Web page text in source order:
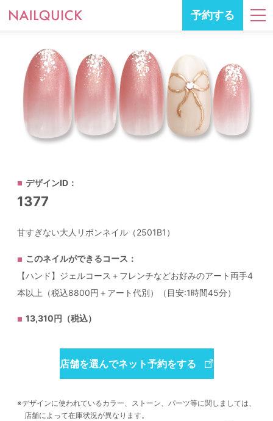
予約する
デザインID：
1377
甘すぎない大人リボンネイル（2501B1）
このネイルができるコース：
【ハンド】ジェルコース＋フレンチなどお好みのアート両手4
本以上（税込8800円＋アート代別）（目安:1時間45分）
13,310円（税込）
店舗を選んでネット予約をする
デザインに使われているカラー、ストーン、パーツ等に関しましては、
店舗によって在庫状況が異なります。